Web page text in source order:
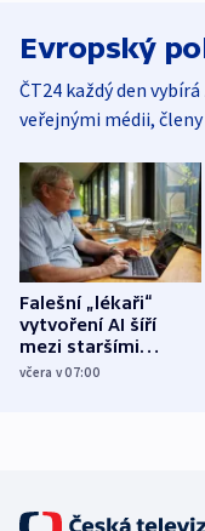
Evropský
ČT24 každý den
veřejnými médii, členy
Falešní „lékaři“
vytvoření AI šíří
mezi staršími
Poláky nebezpečné
včera v 07:00